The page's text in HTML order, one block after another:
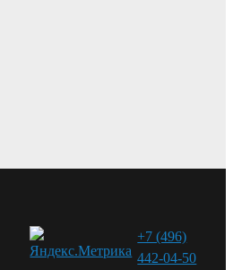
+7 (496)
442-04-50